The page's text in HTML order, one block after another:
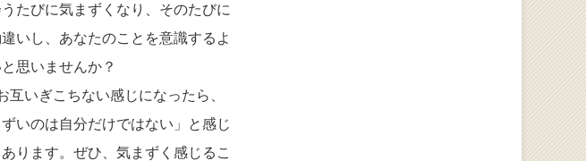
たびに気まずくなり、そのたびに
いし、あなたのことを意識するよ
思いませんか？
いぎこちない感じになったら、
いのは自分だけではない」と感じ
ります。ぜひ、気まずく感じるこ